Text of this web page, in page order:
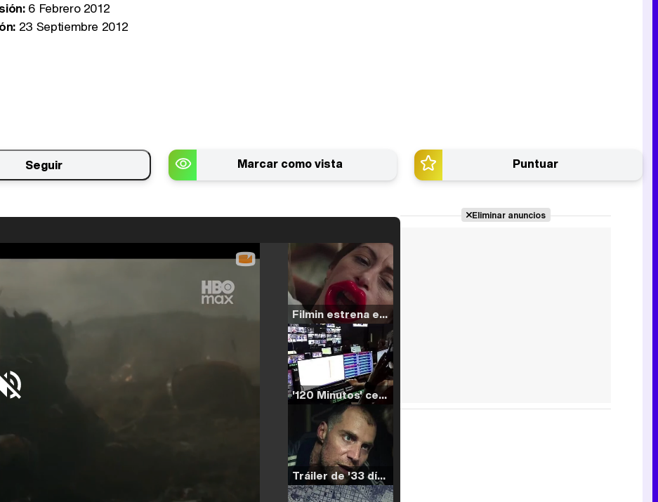
6 Febrero 2012
23 Septiembre 2012
Seguir Marcar como vista Puntuar
Filmin estrena el tráiler de 'Millennial Mal', su nueva comedia universitaria de la mano de Lorena Iglesias
'120 Minutos' celebra sus 2.000 programas en Telemadrid con un vídeo del día a día en la redacción
Tráiler de '33 días', la nueva serie de Atresplayer con Julián Villagrán y José Manuel Poga
Eliminar anuncios